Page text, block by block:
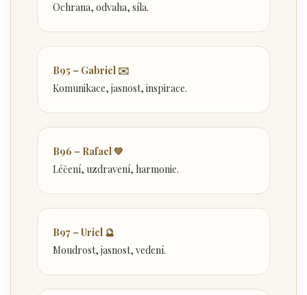
Ochrana, odvaha, síla.
B95 – Gabriel ✉️
Komunikace, jasnost, inspirace.
B96 – Rafael 💚
Léčení, uzdravení, harmonie.
B97 – Uriel 🔮
Moudrost, jasnost, vedení.